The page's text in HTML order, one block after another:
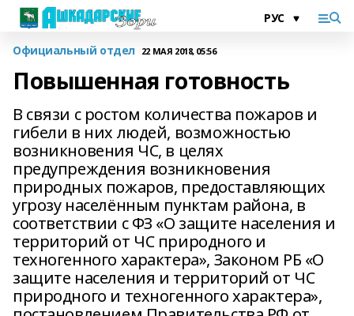
Официальный отдел 22 МАЯ 2018, 05:56
Повышенная готовность
В связи с ростом количества пожаров и
гибели в них людей, возможностью
возникновения ЧС, в целях
предупреждения возникновения
природных пожаров, предоставляющих
угрозу населённым пунктам района, в
соответствии с ФЗ «О защите населения и
территорий от ЧС природного и
техногенного характера», Законом РБ «О
защите населения и территорий от ЧС
природного и техногенного характера»,